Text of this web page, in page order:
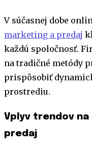
V súčasnej dobe
marketing a predaj
každú spoločnosť.
na tradičné metódy
prispôsobiť
prostrediu.
Vplyv trendov
predaj